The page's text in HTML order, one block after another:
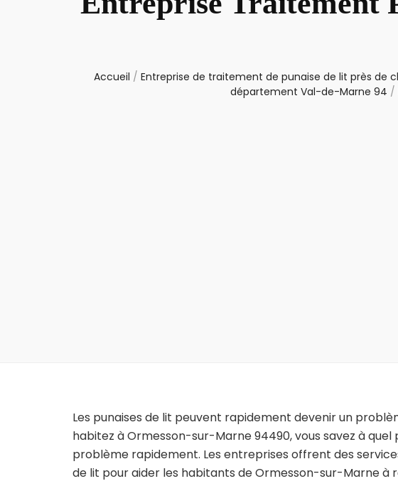
Accueil / Entreprise de traitement de punaise de lit près de
département Val-de-Marne 94 /
Les punaises de lit peuvent rapidement devenir un
habitez à Ormesson-sur-Marne 94490, vous savez à
problème rapidement. Les entreprises offrent des
de lit pour aider les habitants de Ormesson-sur-Marne à